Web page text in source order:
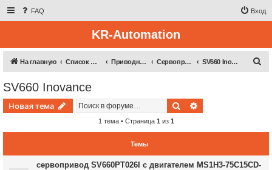
FAQ Вход
KR-Automation
На главную Список форумов Приводная техника Сервоприводы (Inovance, Veikong) SV660 Inovance
SV660 Inovance
Новая тема Поиск
1 тема • Страница 1 из 1
Темы
сервопривод SV660PT026I с двигателем MS1H3-75C15CD-